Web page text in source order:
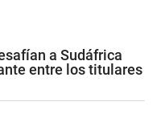
a Sudáfrica
entre los titulares